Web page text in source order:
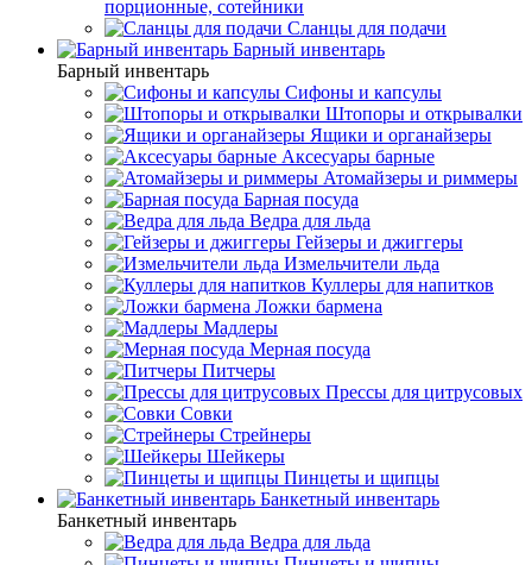
порционные, сотейники
Сланцы для подачи
Барный инвентарь
Барный инвентарь
Сифоны и капсулы
Штопоры и открывалки
Ящики и органайзеры
Аксесуары барные
Атомайзеры и риммеры
Барная посуда
Ведра для льда
Гейзеры и джиггеры
Измельчители льда
Куллеры для напитков
Ложки бармена
Мадлеры
Мерная посуда
Питчеры
Прессы для цитрусовых
Совки
Стрейнеры
Шейкеры
Пинцеты и щипцы
Банкетный инвентарь
Банкетный инвентарь
Ведра для льда